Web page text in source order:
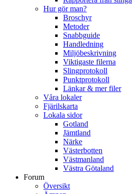
Hur gör man?
Broschyr
Metoder
Snabbguide
Handledning
Miljöbeskrivning
Viktigaste filerna
Slingprotokoll
Punktprotokoll
Länkar & mer filer
Våra lokaler
Fjärilskarta
Lokala sidor
Gotland
Jämtland
Närke
Västerbotten
Västmanland
Västra Götaland
Forum
Översikt